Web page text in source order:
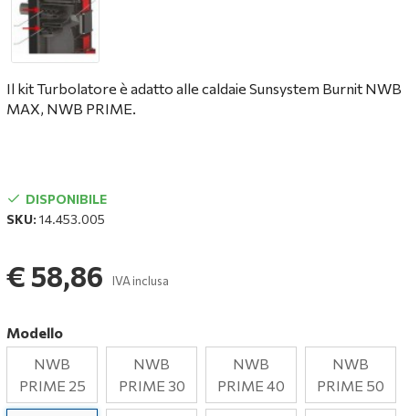
Il kit Turbolatore è adatto alle caldaie Sunsystem Burnit NWB
MAX, NWB PRIME.
DISPONIBILE
SKU: 14.453.005
€ 58,86 IVA inclusa
Modello
NWB
PRIME 25
NWB
PRIME 30
NWB
PRIME 40
NWB
PRIME 50